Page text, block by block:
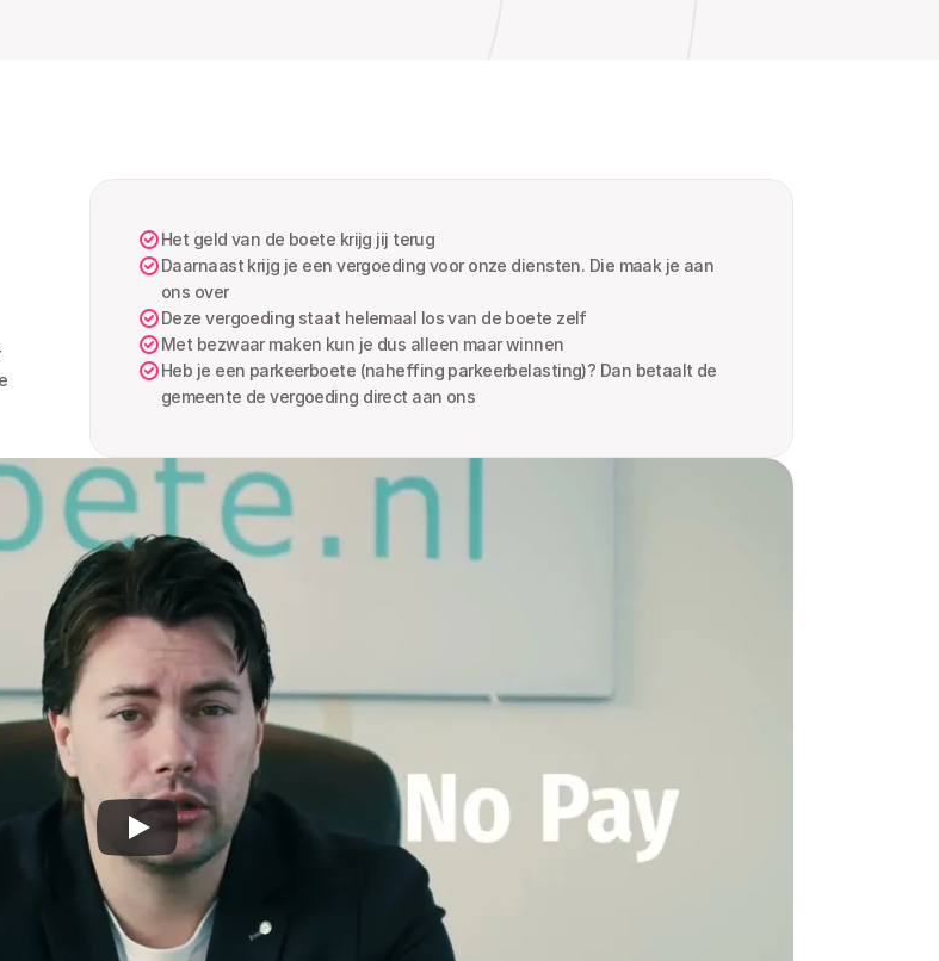
Het geld van de boete krijg jij terug
Daarnaast krijg je een vergoeding voor onze diensten. Die maak je aan
ons over
Deze vergoeding staat helemaal los van de boete zelf
Met bezwaar maken kun je dus alleen maar winnen
Heb je een parkeerboete (naheffing parkeerbelasting)? Dan betaalt de
gemeente de vergoeding direct aan ons